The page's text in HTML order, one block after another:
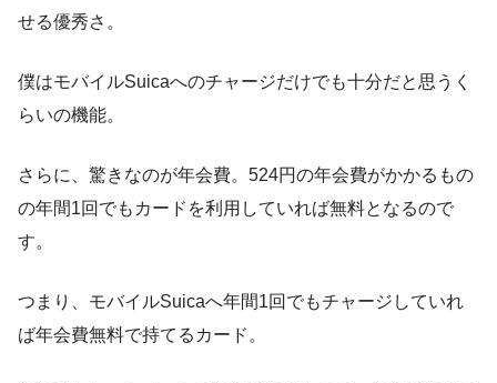
せる優秀さ。
僕はモバイルSuicaへのチャージだけでも十分だと思うく
らいの機能。
さらに、驚きなのが年会費。524円の年会費がかかるもの
の年間1回でもカードを利用していれば無料となるので
す。
つまり、モバイルSuicaへ年間1回でもチャージしていれ
ば年会費無料で持てるカード。